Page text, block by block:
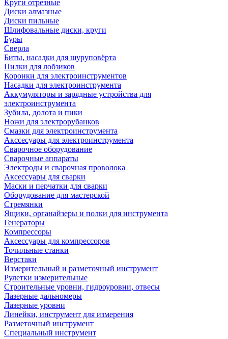
Круги отрезные
Диски алмазные
Диски пильные
Шлифовальные диски, круги
Буры
Сверла
Биты, насадки для шуруповёрта
Пилки для лобзиков
Коронки для электроинструментов
Насадки для электроинструмента
Аккумуляторы и зарядные устройства для
электроинструмента
Зубила, долота и пики
Ножи для электрорубанков
Смазки для электроинструмента
Акссесуары для электроинструмента
Сварочное оборудование
Сварочные аппараты
Электроды и сварочная проволока
Аксессуары для сварки
Маски и перчатки для сварки
Оборудование для мастерской
Стремянки
Ящики, органайзеры и полки для инструмента
Генераторы
Компрессоры
Аксессуары для компрессоров
Точильные станки
Верстаки
Измерительный и разметочный инструмент
Рулетки измерительные
Строительные уровни, гидроуровни, отвесы
Лазерные дальномеры
Лазерные уровни
Линейки, инструмент для измерения
Разметочный инструмент
Специальный инструмент